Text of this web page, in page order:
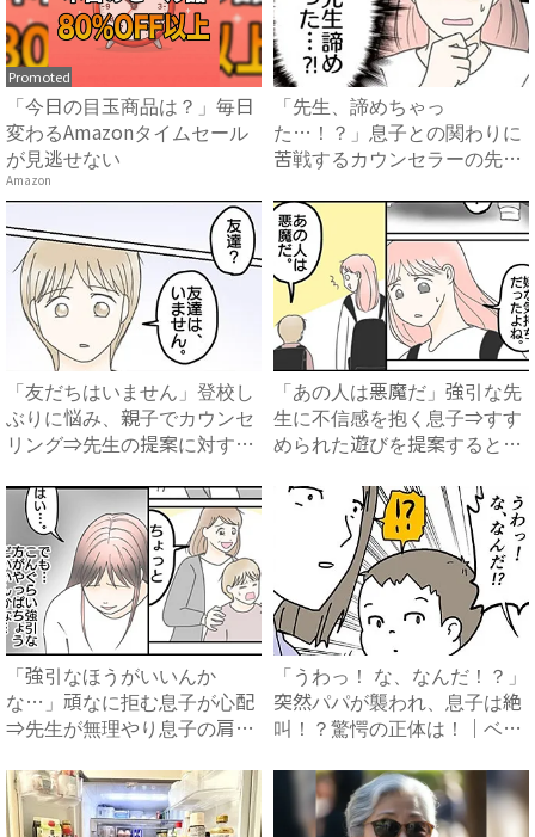
Promoted
「今日の目玉商品は？」毎日
変わるAmazonタイムセール
が見逃せない
Amazon
「先生、諦めちゃっ
た…！？」息子との関わりに
苦戦するカウンセラーの先生
「友だちはいません」登校し
ぶりに悩み、親子でカウンセ
リング⇒先生の提案に対する
「あの人は悪魔だ」強引な先
生に不信感を抱く息子⇒すす
められた遊びを提案すると、
「強引なほうがいいんか
な…」頑なに拒む息子が心配
⇒先生が無理やり息子の肩を
「うわっ！ な、なんだ！？」
突然パパが襲われ、息子は絶
叫！？驚愕の正体は！｜ベ